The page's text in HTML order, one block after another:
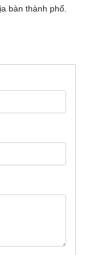
bàn thành phố.